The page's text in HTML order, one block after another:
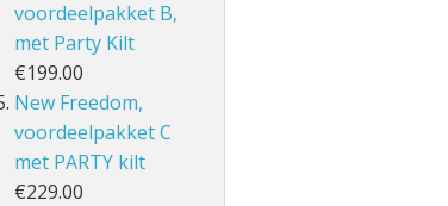
voordeelpakket B,
met Party Kilt
€199.00
New Freedom,
voordeelpakket C
met PARTY kilt
€229.00